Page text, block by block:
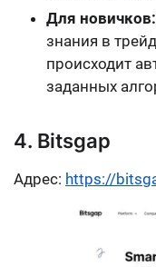
Для новичков:
знания в
происходит
заданных
4. Bitsgap
Адрес: https://